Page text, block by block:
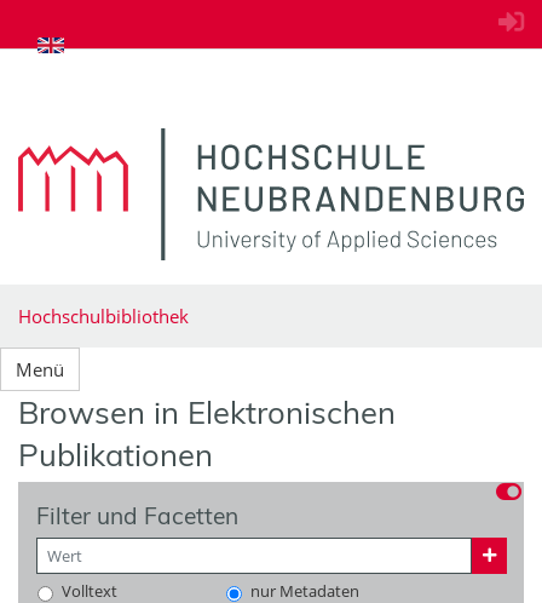
zum Inhalt springen
Hochschulbibliothek
Menü
Browsen in Elektronischen
Publikationen
Filter und Facetten
Volltext
nur Metadaten